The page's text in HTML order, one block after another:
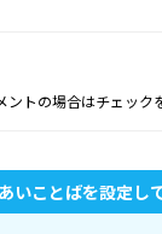
トの場合はチェック
いことばを設定し